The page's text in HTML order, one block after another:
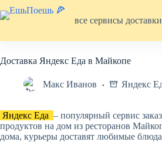
к
все сервисы доставки
Доставка Яндекс Еда в Майкопе
Макс Иванов Яндекс
Яндекс Еда – популярный сервис
продуктов на дом из ресторанов
дома, курьеры доставят любимые